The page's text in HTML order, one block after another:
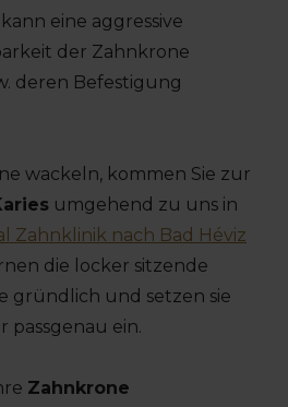
eine aggressive
der Zahnkrone
deren Befestigung
wackeln, kommen Sie zur
umgehend zu uns in
Zahnklinik nach Bad Héviz
die locker sitzende
gründlich und setzen sie
passgenau ein.
Zahnkrone